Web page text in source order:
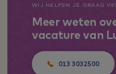
WIJ HELPEN JE GRAAG
Meer weten
vacature van
013 3032500